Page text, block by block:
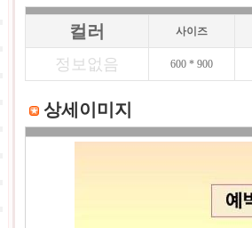
컬러 사이즈
정보없음 600 * 900
상세이미지